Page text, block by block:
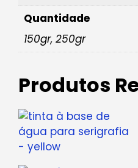
Quantidade
150gr, 250gr
Produtos